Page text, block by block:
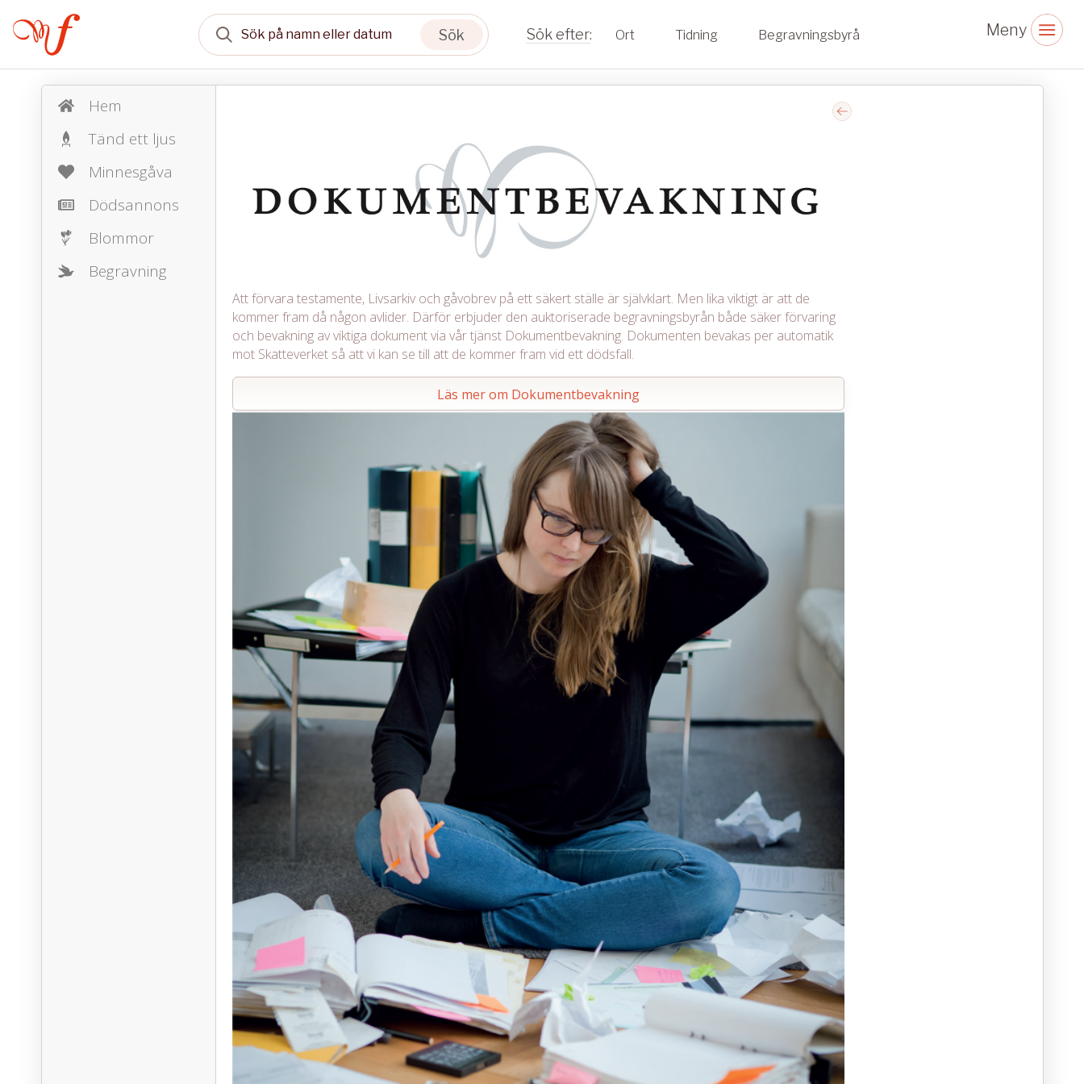
Sök Ort Tidning Begravningsbyrå
Hem
Tänd ett ljus
Minnesgåva
Dödsannons
Blommor
Begravning
Att förvara testamente, Livsarkiv och gåvobrev på ett säkert ställe är självklart. Men lika viktigt är att de
kommer fram då någon avlider. Därför erbjuder den auktoriserade begravningsbyrån både säker förvaring
och bevakning av viktiga dokument via vår tjänst Dokumentbevakning. Dokumenten bevakas per automatik
mot Skatteverket så att vi kan se till att de kommer fram vid ett dödsfall.
Läs mer om Dokumentbevakning